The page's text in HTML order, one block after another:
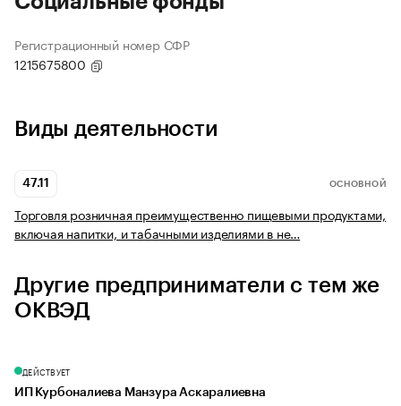
Регистрационный номер СФР
1215675800
Виды деятельности
47.11 ОСНОВНОЙ
Торговля розничная преимущественно пищевыми продуктами,
включая напитки, и табачными изделиями в не…
Другие предприниматели с тем же
ОКВЭД
ДЕЙСТВУЕТ
ИП Курбоналиева Манзура Аскаралиевна